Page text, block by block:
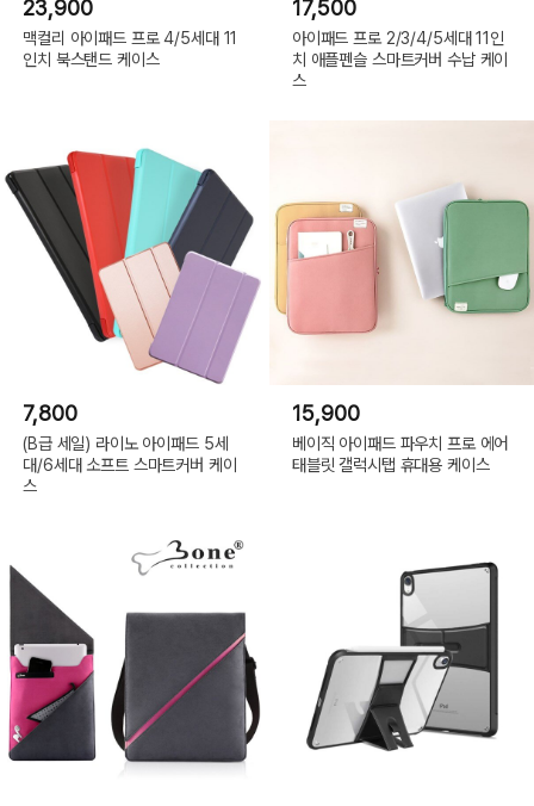
23,900
맥컬리 아이패드 프로 4/5세대 11
인치 북스탠드 케이스
17,500
아이패드 프로 2/3/4/5세대 11인
치 애플펜슬 스마트커버 수납 케이
스
7,800
(B급 세일) 라이노 아이패드 5세
대/6세대 소프트 스마트커버 케이
스
15,900
베이직 아이패드 파우치 프로 에어
태블릿 갤럭시탭 휴대용 케이스